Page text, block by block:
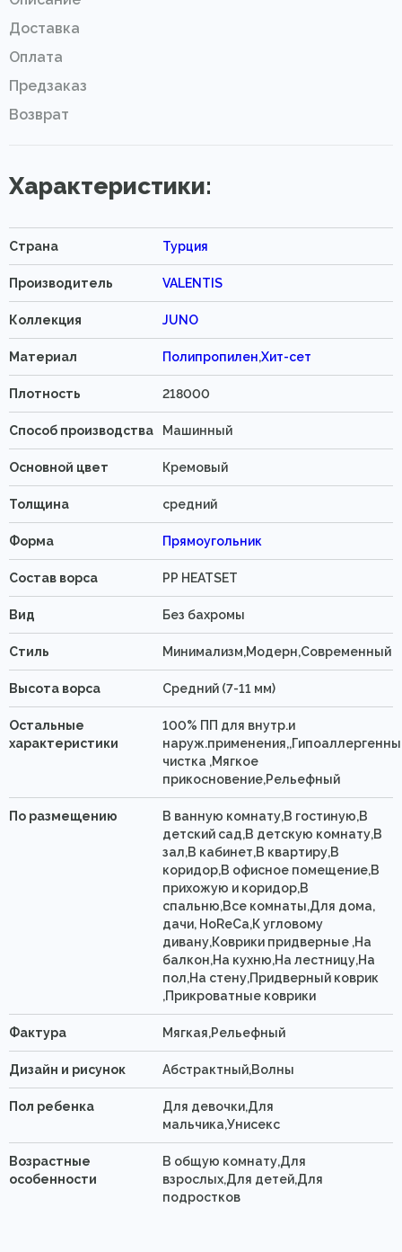
Доставка
Оплата
Предзаказ
Возврат
Характеристики:
Страна Турция
Производитель VALENTIS
Коллекция JUNO
Материал Полипропилен,Хит-сет
Плотность 218000
Способ производства Машинный
Основной цвет Кремовый
Толщина средний
Форма Прямоугольник
Состав ворса PP HEATSET
Вид Без бахромы
Стиль Минимализм,Модерн,Современный
Высота ворса Средний (7-11 мм)
Остальные
характеристики
100% ПП для внутр.и
чистка ,Мягкое
прикосновение,Рельефный
По размещению
В ванную комнату,В гостиную,В
детский сад,В детскую комнату,В
зал,В кабинет,В квартиру,В
коридор,В офисное помещение,В
прихожую и коридор,В
спальню,Все комнаты,Для дома,
дачи, HoReCa,К угловому
дивану,Коврики придверные ,На
балкон,На кухню,На лестницу,На
пол,На стену,Придверный коврик
,Прикроватные коврики
Фактура Мягкая,Рельефный
Дизайн и рисунок Абстрактный,Волны
Пол ребенка
Для девочки,Для
мальчика,Унисекс
Возрастные
особенности
В общую комнату,Для
взрослых,Для детей,Для
подростков